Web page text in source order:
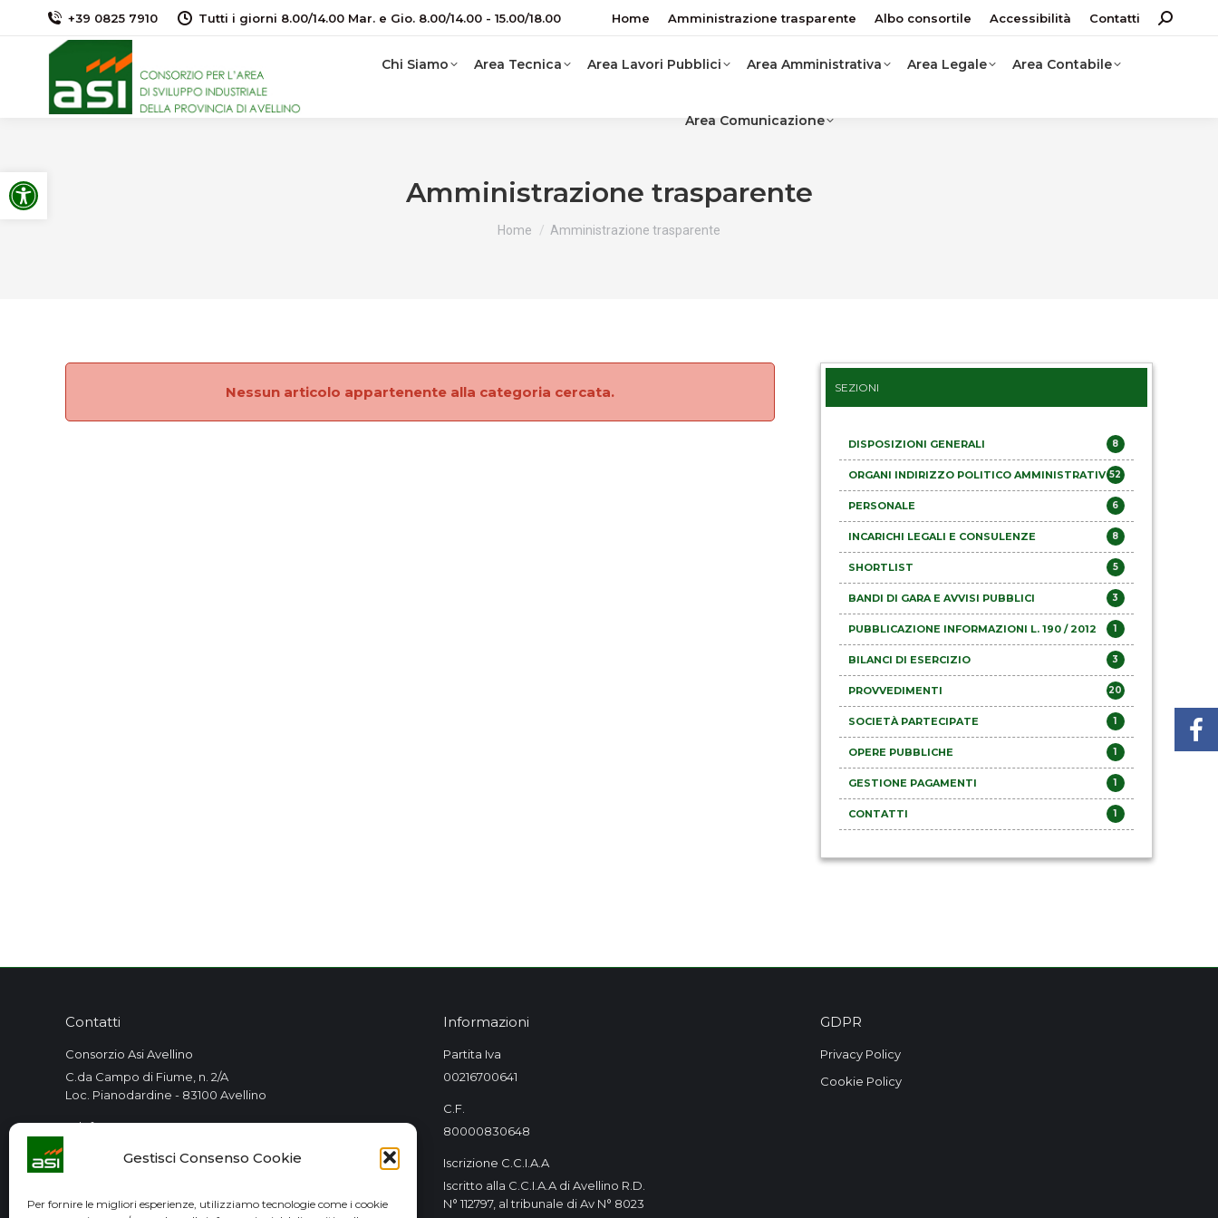
Apri la barra degli strumenti
Gestisci Consenso Cookie
Per fornire le migliori esperienze, utilizziamo tecnologie come i cookie
+39 0825 7910 Tutti i giorni 8.00/14.00 Mar. e Gio. 8.00/14.00 - 15.00/18.00 Home Amministrazione trasparente Albo consortile Accessibilità Contatti Search:
Chi Siamo Area Tecnica Area Lavori Pubblici Area Amministrativa Area Legale Area Contabile
Area Comunicazione
Amministrazione trasparente
You are here:
Home Amministrazione trasparente
Nessun articolo appartenente alla categoria cercata. SEZIONI
DISPOSIZIONI GENERALI 8
ORGANI INDIRIZZO POLITICO AMMINISTRATIVO52
PERSONALE 6
INCARICHI LEGALI E CONSULENZE 8
SHORTLIST 5
BANDI DI GARA E AVVISI PUBBLICI 3
PUBBLICAZIONE INFORMAZIONI L. 190 / 2012 1
BILANCI DI ESERCIZIO 3
PROVVEDIMENTI 20
SOCIETÀ PARTECIPATE 1
OPERE PUBBLICHE 1
GESTIONE PAGAMENTI 1
CONTATTI 1
Contatti
Consorzio Asi Avellino
C.da Campo di Fiume, n. 2/A
Loc. Pianodardine - 83100 Avellino
Telefono:
consorzioasiav@pec.it
Informazioni
Partita Iva
00216700641
C.F.
80000830648
Iscrizione C.C.I.A.A
Iscritto alla C.C.I.A.A di Avellino R.D.
N° 112797, al tribunale di Av N° 8023
GDPR
Privacy Policy
Cookie Policy